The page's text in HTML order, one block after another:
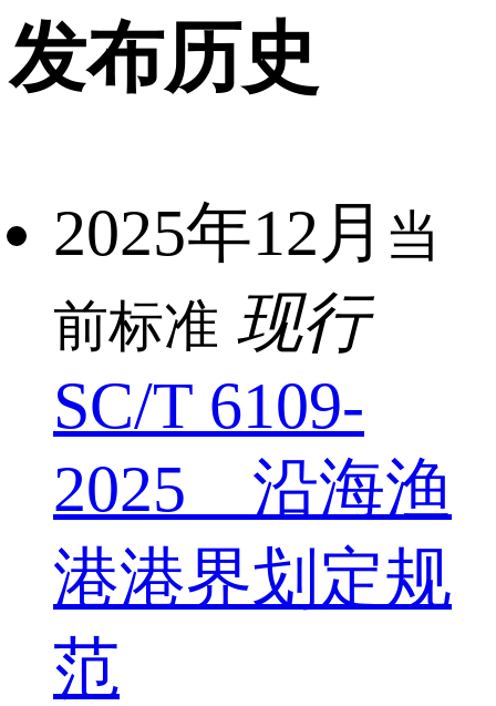
发布历史
2025年12月 当
前标准 现行
SC/T 6109-
2025 沿海渔
港港界划定规
范